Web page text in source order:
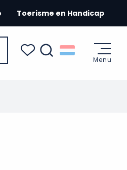
Toerisme en Handicap
Menu